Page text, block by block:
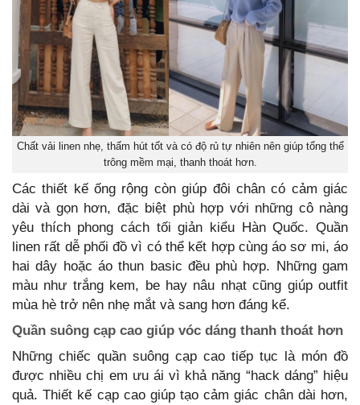
Chất vải linen nhẹ, thấm hút tốt và có độ rủ tự nhiên nên giúp tổng thể
trông mềm mại, thanh thoát hơn.
Các thiết kế ống rộng còn giúp đôi chân có cảm giác
dài và gọn hơn, đặc biệt phù hợp với những cô nàng
yêu thích phong cách tối giản kiểu Hàn Quốc. Quần
linen rất dễ phối đồ vì có thể kết hợp cùng áo sơ mi, áo
hai dây hoặc áo thun basic đều phù hợp. Những gam
màu như trắng kem, be hay nâu nhạt cũng giúp outfit
mùa hè trở nên nhẹ mắt và sang hơn đáng kể.
Quần suông cạp cao giúp vóc dáng thanh thoát hơn
Những chiếc quần suông cạp cao tiếp tục là món đồ
được nhiều chị em ưu ái vì khả năng “hack dáng” hiệu
quả. Thiết kế cạp cao giúp tạo cảm giác chân dài hơn,